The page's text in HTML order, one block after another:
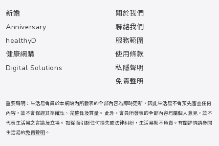
新婚
Anniversary
healthyD
健康網購
Digital Solutions
關於我們
聯絡我們
服務範圍
使用條款
私隱聲明
免責聲明
重要聲明：生活易會員於本網站內所發表的全部內容為即時更新，因此生活易不會預先審查任何
內容，並不會保證其準確性、完整性及質量。 此外，會員所發表的全部內容均屬個人意見，並不
代表生活易之言論及立場。 如從而引起任何損失或法律糾紛，生活易概不負責。有關詳情請參閱
生活易的免責聲明 。